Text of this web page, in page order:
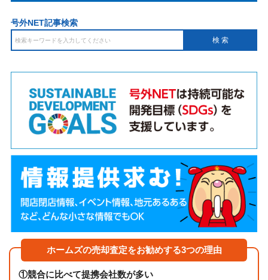
号外NET記事検索
ホームズの売却査定をお勧めする3つの理由
①競合に比べて提携会社数が多い